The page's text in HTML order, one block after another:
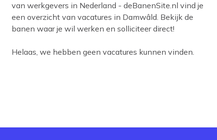
van werkgevers in Nederland - deBanenSite.nl vind je
een overzicht van vacatures in Damwâld. Bekijk de
banen waar je wil werken en solliciteer direct!
Helaas, we hebben geen vacatures kunnen vinden.